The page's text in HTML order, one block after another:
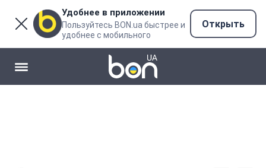
Удобнее в приложении
Пользуйтесь BON.ua быстрее и
удобнее с мобильного
Открыть